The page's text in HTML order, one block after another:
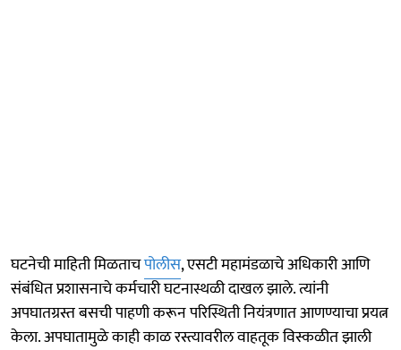
घटनेची माहिती मिळताचपोलीस, एसटी महामंडळाचे अधिकारी आणि
संबंधित प्रशासनाचे कर्मचारी घटनास्थळी दाखल झाले. त्यांनी
अपघातग्रस्त बसची पाहणी करून परिस्थिती नियंत्रणात आणण्याचा प्रयत्न
केला. अपघातामुळे काही काळ रस्त्यावरील वाहतूक विस्कळीत झाली